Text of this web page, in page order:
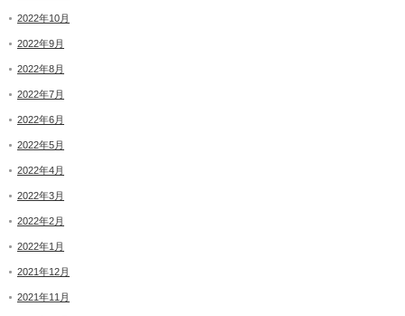
2022年10月
2022年9月
2022年8月
2022年7月
2022年6月
2022年5月
2022年4月
2022年3月
2022年2月
2022年1月
2021年12月
2021年11月